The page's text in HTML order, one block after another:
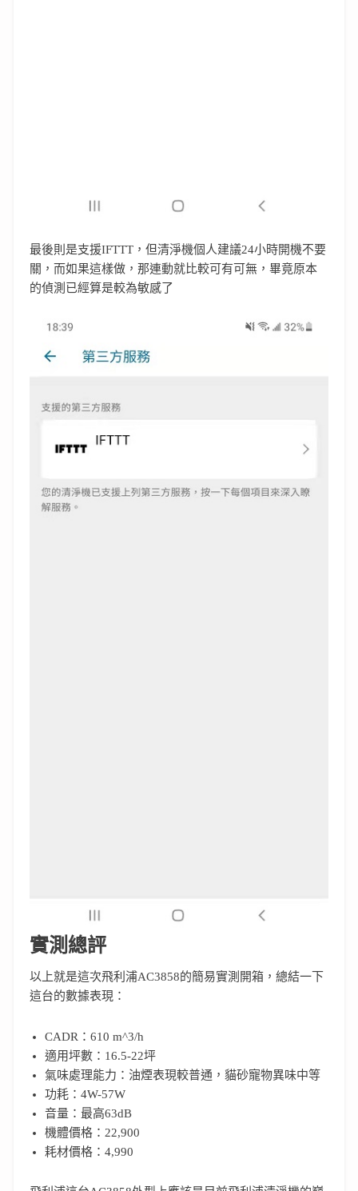
最後則是支援IFTTT，但清淨機個人建議24小時開機不要
關，而如果這樣做，那連動就比較可有可無，畢竟原本
的偵測已經算是較為敏感了
實測總評
以上就是這次飛利浦AC3858的簡易實測開箱，總結一下
這台的數據表現：
CADR：610 m^3/h
適用坪數：16.5-22坪
氣味處理能力：油煙表現較普通，貓砂寵物異味中等
功耗：4W-57W
音量：最高63dB
機體價格：22,900
耗材價格：4,990